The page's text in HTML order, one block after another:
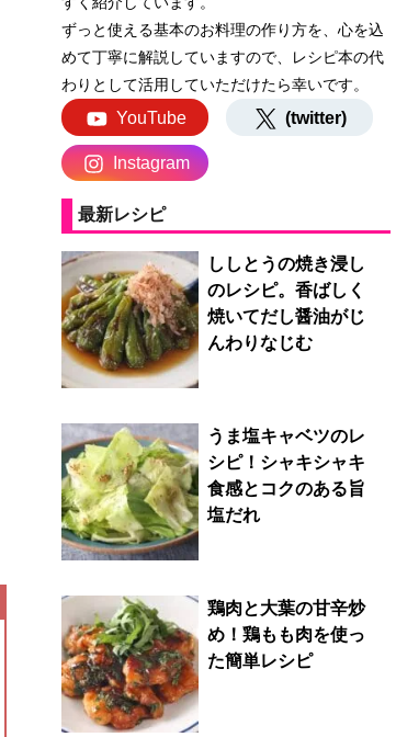
ずっと使える基本のお料理の作り方を、心を込
めて丁寧に解説していますので、レシピ本の代
わりとして活用していただけたら幸いです。
YouTube (twitter)
Instagram
最新レシピ
ししとうの焼き浸し
のレシピ。香ばしく
焼いてだし醤油がじ
んわりなじむ
うま塩キャベツのレ
シピ！シャキシャキ
食感とコクのある旨
塩だれ
鶏肉と大葉の甘辛炒
め！鶏もも肉を使っ
た簡単レシピ